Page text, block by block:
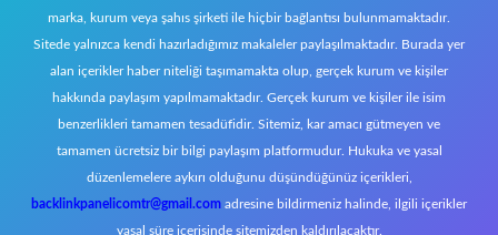
marka, kurum veya şahıs şirketi ile hiçbir bağlantısı bulunmamaktadır.
Sitede yalnızca kendi hazırladığımız makaleler paylaşılmaktadır. Burada yer
alan içerikler haber niteliği taşımamakta olup, gerçek kurum ve kişiler
hakkında paylaşım yapılmamaktadır. Gerçek kurum ve kişiler ile isim
benzerlikleri tamamen tesadüfidir. Sitemiz, kar amacı gütmeyen ve
tamamen ücretsiz bir bilgi paylaşım platformudur. Hukuka ve yasal
düzenlemelere aykırı olduğunu düşündüğünüz içerikleri,
backlinkpanelicomtr@gmail.com adresine bildirmeniz halinde, ilgili içerikler
yasal süre içerisinde sitemizden kaldırılacaktır.